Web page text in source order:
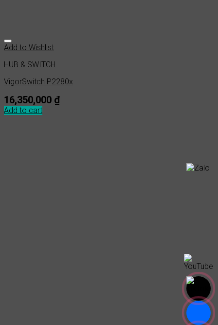
Add to Wishlist
HUB & SWITCH
VigorSwitch P2280x
16,350,000 ₫
Add to cart